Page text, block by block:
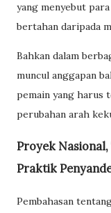
yang menyebut
bertahan daripada
Bahkan dalam
muncul anggapan
pemain yang harus
perubahan arah
Proyek Nasional,
Praktik
Pembahasan